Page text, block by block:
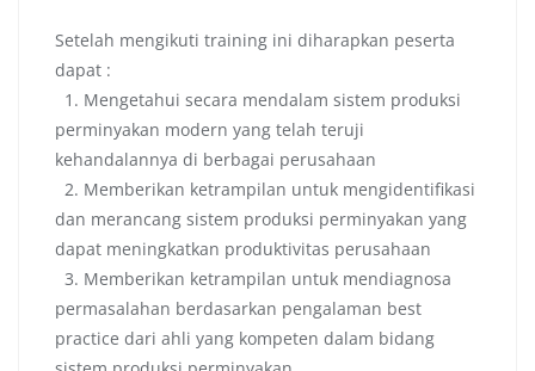
Setelah mengikuti training ini diharapkan peserta
dapat :
1. Mengetahui secara mendalam sistem produksi
perminyakan modern yang telah teruji
kehandalannya di berbagai perusahaan
2. Memberikan ketrampilan untuk mengidentifikasi
dan merancang sistem produksi perminyakan yang
dapat meningkatkan produktivitas perusahaan
3. Memberikan ketrampilan untuk mendiagnosa
permasalahan berdasarkan pengalaman best
practice dari ahli yang kompeten dalam bidang